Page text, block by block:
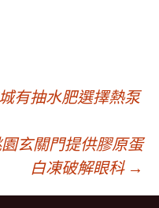
有抽水肥選擇熱泵
玄關門提供膠原蛋
白凍破解眼科 →